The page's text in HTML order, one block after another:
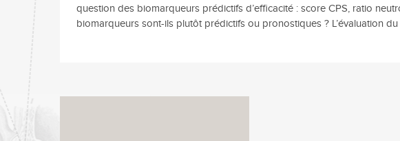
question des biomarqueurs prédictifs d’efficacité : score CPS, ratio
biomarqueurs sont-ils plutôt prédictifs ou pronostiques ? L’évaluation